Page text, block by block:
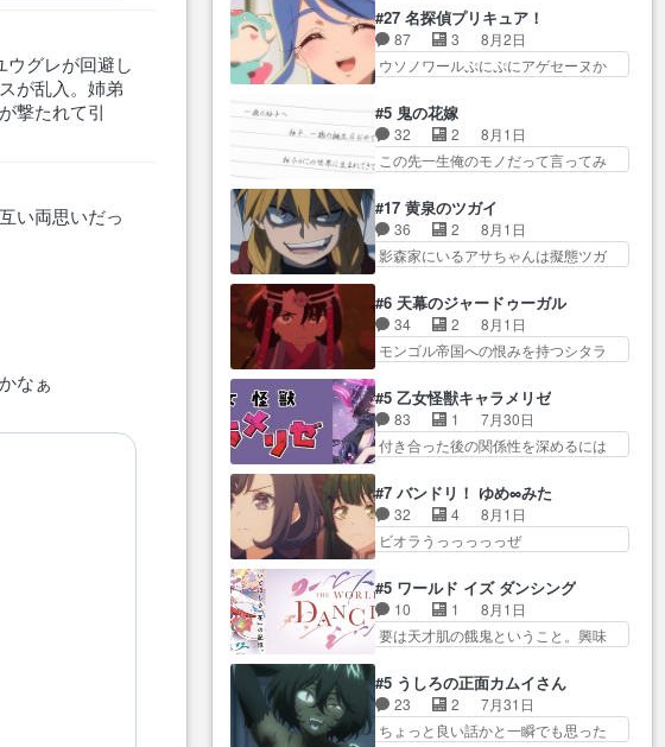
グレが回避し
が乱入。姉弟
撃たれて引
い両思いだっ
なぁ
練習したい〟と言… 本当この作
品は「キャラ」を活かすのがう
ま… みずかちゃんの介入で双子
の仲にヒビが………
い… ララと茉里とで初のアルバ
イト。七転八倒し… 労働するプ
リンセスえらい。プリンセスの
べて、帰りにカメ… ララが働く
事でのてんやわんや。働いて大
変… 地道に働き人と関わる日々
の中に愛を見いだ…
たことなかったっけ！1… ってお
名前を見たんだけどあの中村大樹さ
ん… 糸ちゃんカッケー、色んな
意味でwゲームが… 姉から性的興
わ… テーマ：引きこもりの理由
感想は、久しぶり… 元ゲーマー
なので、はちゃめちゃ楽しく作
おかしいね(*´… 糸と源ははよ好
きおうとると言わんかい！引…
ショウくんと対等に話すためにゲー
ムをする…
#27 名探偵プリキュア！
87 3
8月2日
ウソノワールぷにぷにアゲセーヌか
争奪戦をやったと。… 記憶を取
り戻し正式に探偵事務所で働き始
め… ポワロ、元ネタを解説して
原作に誘導するの… くれあさん
ょ… ・急にクイズ番組が始まっ
たw・妖精ウソノ… るるかの助手
だった？今回が初めての探偵
レアさん探偵すぎ… 突然のポア
ロクイズは草なんよ。んで、あ
ん… 今回からついにくれあが探
偵事務所の仲間に…
#5 鬼の花嫁
32 2
8月1日
この先一生俺のモノだって言ってみ
ゼント………とは思っ… 玲夜さ
ん柚子に18年分の誕生日プレゼン
ト… 柚子は鬼龍院家から初めて
学校に通う事にな… プレゼント
レ… 玲夜さまサプライズの、こ
れまでの柚子ちゃ… 玲夜から柚
子へ17年分の誕生日&を未来に…
な… 梅原の人が18歳になるまで
の誕生プレゼン… なよなよした
男（cv石田彰）梅ちゃんがた…
#17 黄泉のツガイ
36 2
8月1日
影森家にいるアサちゃんは擬態ツガ
や気持ちを汲んで熱くな… 屋敷
にアサはいなかった逆にガブちゃん
はい… 影森の当主が際限なくツ
ガイを増やせるのに… 今回はも
怒… ユルと戦った時から伏線が
張られていたのが… しかしアサ
は、兄様に会いたいbotだと思…
アキオの… 色々とひっかけがあ
って、最終的に嫌な終わ… ゴン
ゾウが従える大量のツガイに何事か
と思…
#6 天幕のジャードゥーガル
34 2
8月1日
モンゴル帝国への恨みを持つシタラ
るのだけどいつの間にか… オゴ
タイの妃になってもその心は晴れ
ず、モ… ドレゲネの過去、宝石
だった彼女が人になり… ドレゲ
タ… 年上旦那が良い人でも、女
は宝石でただ笑っ… ダイルの儀
式の神々しさたるや。一気に空
情の言葉しか…シ… 奥様に悲し
い過去…萌え袖が可愛いね、と
思… ドレゲネとシタラ、2人だけ
の同盟が結成さ…
#5 乙女怪獣キャラメリゼ
83 1
7月30日
付き合った後の関係性を深めるには
コングなのいい味付けだ… ずっ
とメスってて何この可愛い生物。ク
ラス… 付き合い始めたら始めた
でまた違った悩みが… と一歩ず
の… ツインテールが可愛いお茶
目な妹ちゃんです… しかも過去
も重いんかいかつては自分に自
からかしらお顔が… 黒絵「怪獣
に憧れるのはいいけど自分自身
が… 素の自分はどちらなのかは
#7 バンドリ！ ゆめ∞みた
32 4
8月1日
ビオラうっっっっっぜ
ちゃん、僕っ子になってから取り戻
し… ビオラが悪魔すぎて気分が
悪くなってきたこ… 声優まとめ
ました(７話まで)仲町あられ/… ビ
wwwこ… 自信あれば評価なんて
気にしないし、充実し… ・バー
チャルだけど、みゅーたいぷ初ライ
#5 ワールド イズ ダンシング
10 1
8月1日
要は天才肌の餓鬼ということ。興味
かった？鬼夜叉が田楽の… 猿楽
の鬼夜叉と田楽の増次郎。小さない
ざこ… 着眼点は良くとも、先鋭
的すぎるのか。芸能… 鬼夜叉は
#5 うしろの正面カムイさん
23 2
7月31日
ちょっと良い話かと一瞬でも思った